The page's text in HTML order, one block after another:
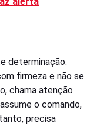
determinação.
firmeza e não se
chama atenção
o comando,
precisa